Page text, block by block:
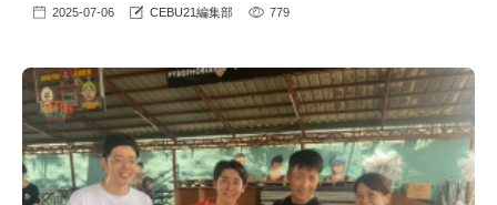
2025-07-06 CEBU21編集部 779